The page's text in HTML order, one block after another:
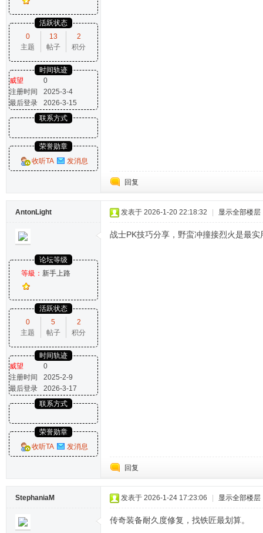
活跃状态
0
主题
13
帖子
2
积分
时间轨迹
威望
0
注册时间
2025-3-4
最后登录
2026-3-15
联系方式
荣誉勋章
收听TA
发消息
回复
AntonLight
论坛等级
等級： 新手上路
活跃状态
0
主题
5
帖子
2
积分
时间轨迹
威望
0
注册时间
2025-2-9
最后登录
2026-3-17
联系方式
荣誉勋章
收听TA
发消息
发表于 2026-1-20 22:18:32 显示全部楼层
战士PK技巧分享，野蛮冲撞接烈火是最实
回复
StephaniaM 发表于 2026-1-24 17:23:06 显示全部楼层
传奇装备耐久度修复，找铁匠最划算。